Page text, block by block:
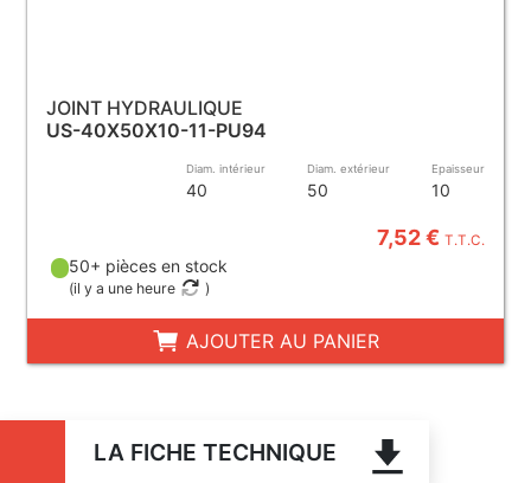
JOINT HYDRAULIQUE
US-40X50X10-11-PU94
Diam. intérieur
40
Diam. extérieur
50
Epaisseur
10
7,52 €T.T.C.
50+ pièces en stock
(il y a une heure )
AJOUTER AU PANIER
LA FICHE TECHNIQUE